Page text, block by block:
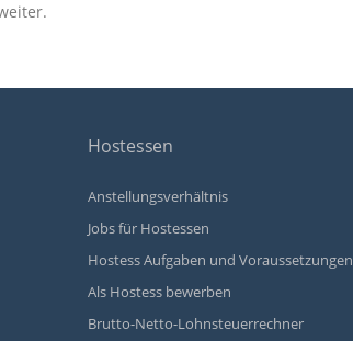
Hostessen
Anstellungsverhältnis
Jobs für Hostessen
Hostess Aufgaben und Voraussetzungen
Als Hostess bewerben
Brutto-Netto-Lohnsteuerrechner